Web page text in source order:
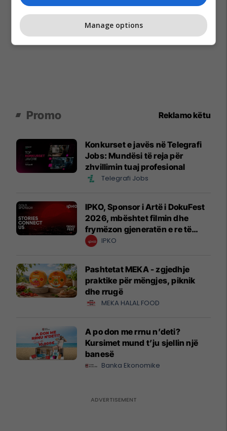
Promo Reklamo këtu
Konkurset e javës në Telegrafi
Jobs: Mundësi të reja për
zhvillimin tuaj profesional
Telegrafi Jobs
IPKO, Sponsor i Artë i DokuFest
2026, mbështet filmin dhe
frymëzon gjeneratën e re të
krijuesve
IPKO
Pashtetat MEKA - zgjedhje
praktike për mëngjes, piknik
dhe rrugë
MEKA HALAL FOOD
A po don me rrnu n’deti?
Kursimet mund t’ju sjellin një
banesë
Banka Ekonomike
Manage options